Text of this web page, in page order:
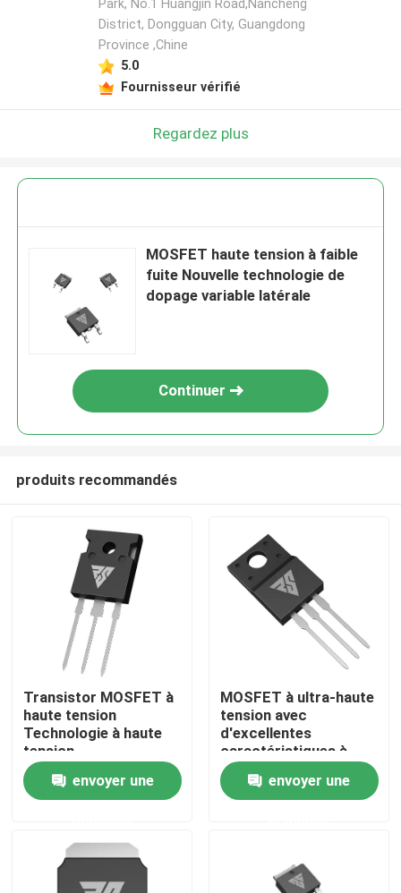
Produits
À propos de nous
Visite de l'usine
Park, No.1 Huangjin Road,Nancheng
District, Dongguan City, Guangdong
Province ,Chine
5.0
Fournisseur vérifié
Regardez plus
MOSFET haute tension à faible
fuite Nouvelle technologie de
dopage variable latérale
Continuer
produits recommandés
Transistor MOSFET à
haute tension
Technologie à haute
tension
envoyer une
MOSFET à ultra-haute
tension avec
d'excellentes
caractéristiques à
haute température
envoyer une